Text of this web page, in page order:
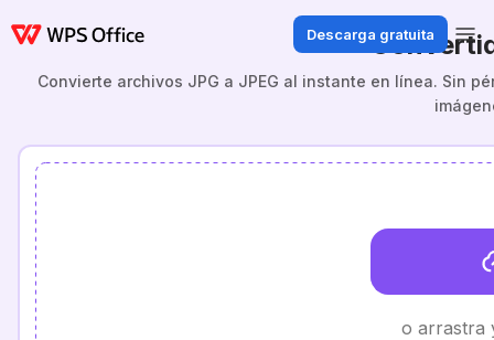
Descarga gratuita
Convierte archivos JPG a JPEG al instante en línea. Sin
o arrastra